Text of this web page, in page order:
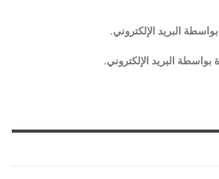
البريد الإلكتروني.
بواسطة البريد الإلكتروني.